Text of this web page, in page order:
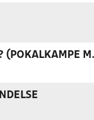
(POKALKAMPE